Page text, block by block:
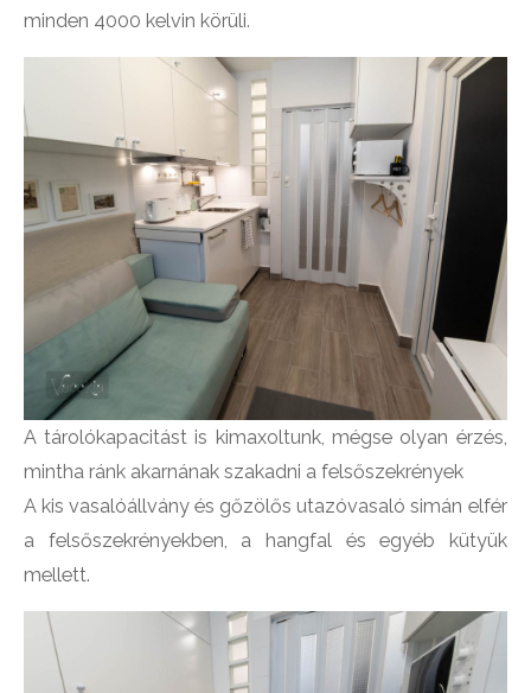
minden 4000 kelvin körüli.
A tárolókapacitást is kimaxoltunk, mégse olyan érzés,
mintha ránk akarnának szakadni a felsőszekrények
A kis vasalóállvány és gőzölős utazóvasaló simán elfér
a felsőszekrényekben, a hangfal és egyéb kütyük
mellett.